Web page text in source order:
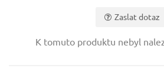
Zaslat dotaz
K tomuto produktu nebyl